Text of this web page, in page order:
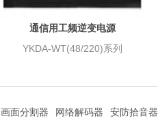
通信用工频逆变电源
YKDA-WT(48/220)系列
画面分割器 网络解码器 安防拾音器